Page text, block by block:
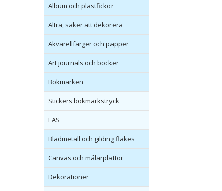
Album och plastfickor
Altra, saker att dekorera
Akvarellfärger och papper
Art journals och böcker
Bokmärken
Stickers bokmärkstryck
EAS
Bladmetall och gilding flakes
Canvas och målarplattor
Dekorationer